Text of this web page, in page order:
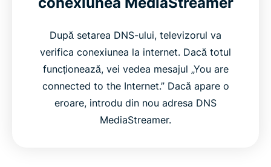
După setarea DNS-ului, televizorul va
verifica conexiunea la internet. Dacă totul
funcționează, vei vedea mesajul „You are
connected to the Internet.” Dacă apare o
eroare, introdu din nou adresa DNS
MediaStreamer.